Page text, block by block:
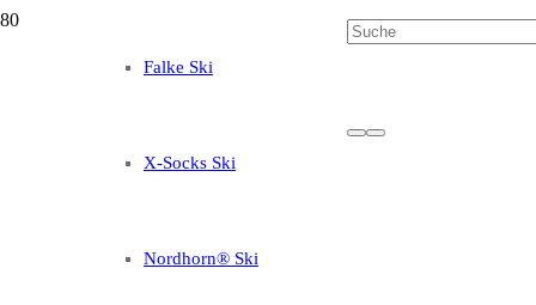
Falke Ski
X-Socks Ski
Nordhorn® Ski